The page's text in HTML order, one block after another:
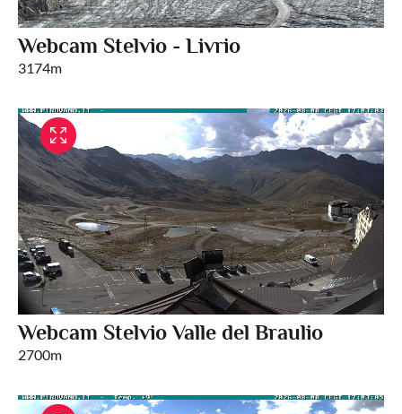
Webcam Stelvio - Livrio
3174m
Webcam Stelvio Valle del Braulio
2700m